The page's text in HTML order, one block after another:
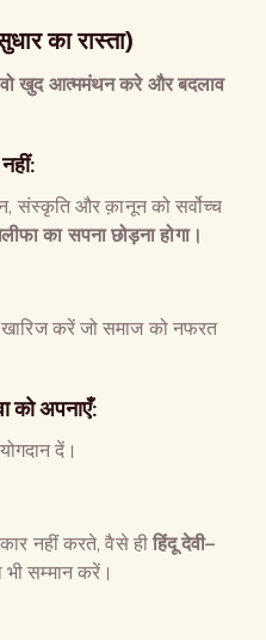
का रास्ता)
खुद आत्ममंथन करे और बदलाव
:
संस्कृति और क़ानून को सर्वोच्च
का सपना छोड़ना होगा।
खारिज करें जो समाज को नफरत
को अपनाएँ:
दें।
नहीं करते, वैसे हीहिंदू देवी–
सम्मान करें।